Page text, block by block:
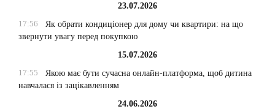
23.07.2026
17:56
Як обрати кондиціонер для дому чи квартири: на що
звернути увагу перед покупкою
15.07.2026
17:55
Якою має бути сучасна онлайн-платформа, щоб дитина
навчалася із зацікавленням
24.06.2026